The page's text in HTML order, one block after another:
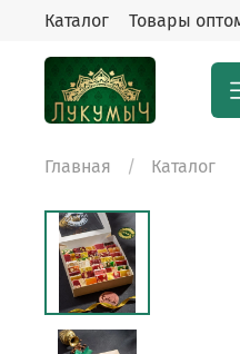
Каталог Товары
Главная Каталог